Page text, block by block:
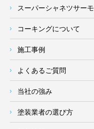
スーパーシャネツサーモ
コーキングについて
施工事例
よくあるご質問
当社の強み
塗装業者の選び方